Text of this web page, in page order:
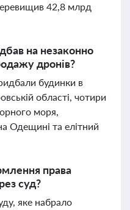
42,8 млрд
на незаконно
дронів?
будинки в
області, чотири
моря,
Одещині та елітний
права
суд?
яке набрало